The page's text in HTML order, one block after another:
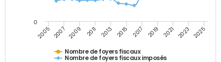
Nombre de foyers fiscaux
Nombre de foyers fiscaux imposés
2005 2007 2009 2011 2013 2015 2017 2019 2021 2023 2025
0